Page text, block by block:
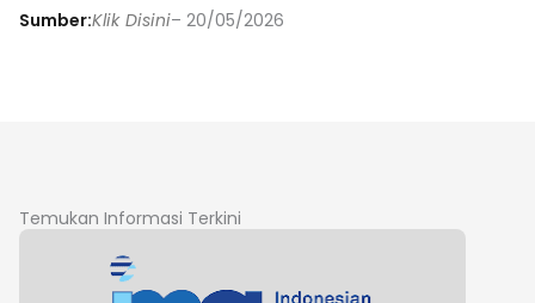
Sumber:Klik Disini– 20/05/2026
Temukan Informasi Terkini